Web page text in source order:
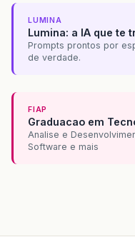
LUMINA
Lumina: a IA que te
Prompts prontos por
de verdade.
FIAP
Graduacao em
Analise e
Software e mais